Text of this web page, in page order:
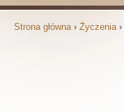
Strona główna › Życzenia ›